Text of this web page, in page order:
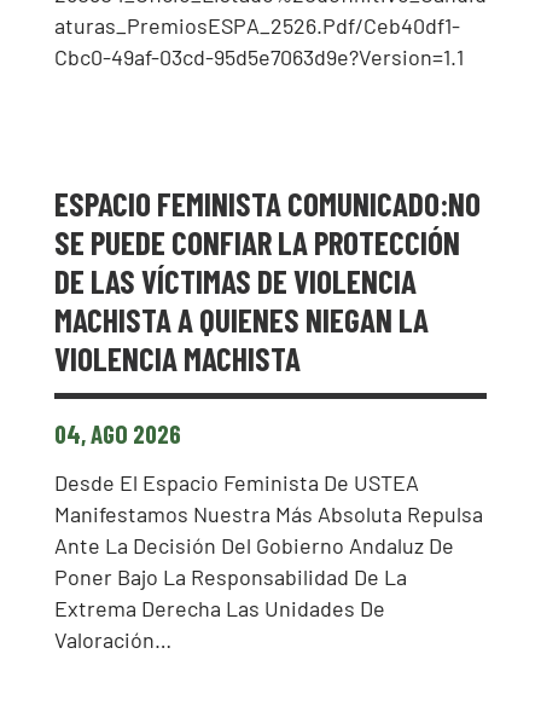
Aturas_PremiosESPA_2526.pdf/ceb40df1-
Cbc0-49af-03cd-95d5e7063d9e?version=1.1
ESPACIO FEMINISTA COMUNICADO:NO
SE PUEDE CONFIAR LA PROTECCIÓN
DE LAS VÍCTIMAS DE VIOLENCIA
MACHISTA A QUIENES NIEGAN LA
VIOLENCIA MACHISTA
04, AGO 2026
Desde El Espacio Feminista De USTEA
Manifestamos Nuestra Más Absoluta Repulsa
Ante La Decisión Del Gobierno Andaluz De
Poner Bajo La Responsabilidad De La
Extrema Derecha Las Unidades De
Valoración…